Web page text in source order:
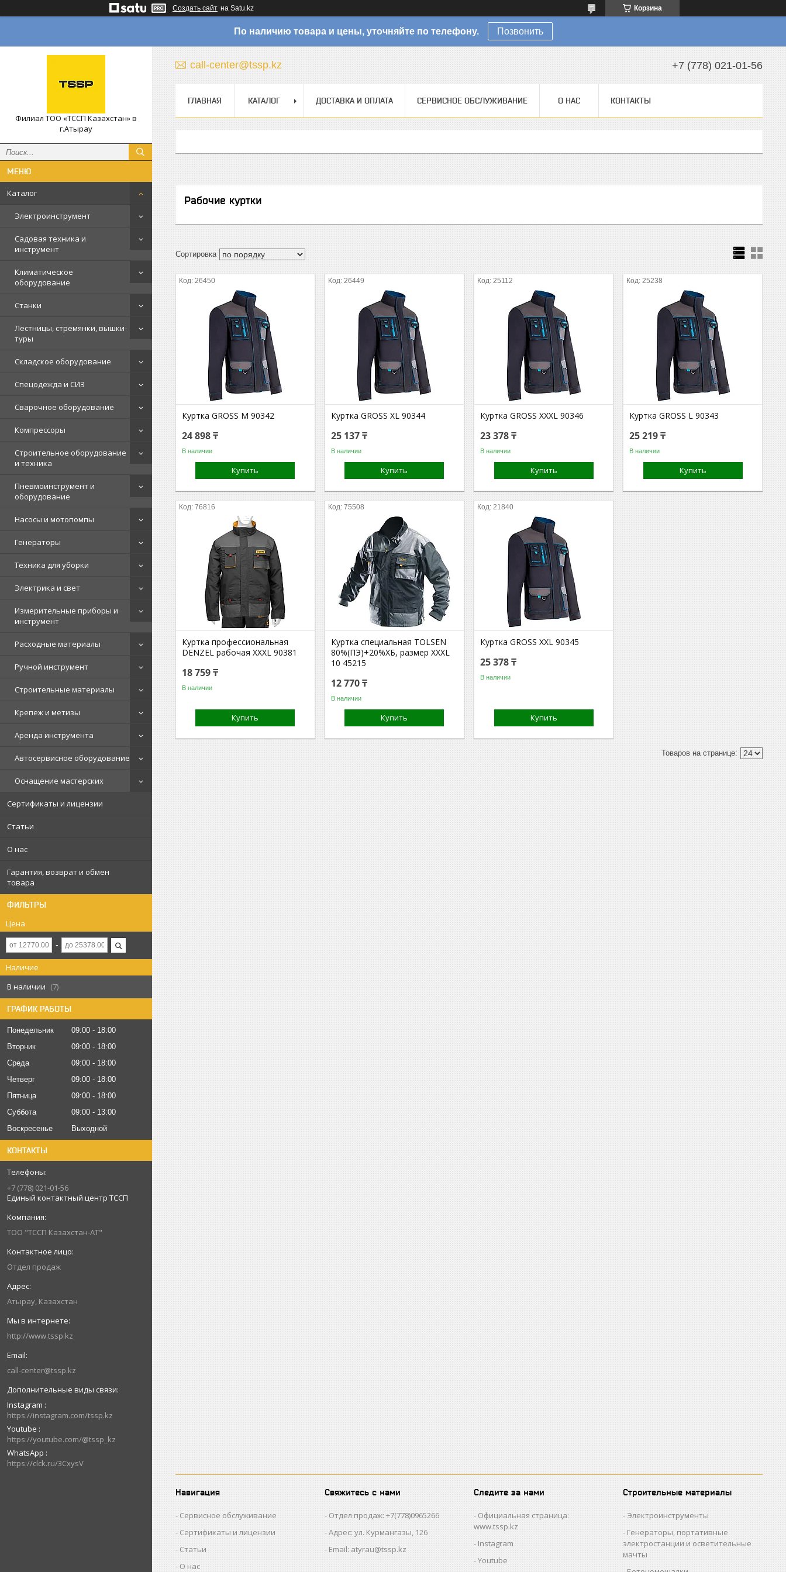
Создать сайт на Satu.kz Корзина
По наличию товара и цены, уточняйте по телефону. Позвонить
Филиал ТОО «ТССП Казахстан» в
г.Атырау
Каталог
Электроинструмент
Садовая техника и
инструмент
Климатическое
оборудование
Станки
Лестницы, стремянки, вышки-
туры
Складское оборудование
Спецодежда и СИЗ
Сварочное оборудование
Компрессоры
Строительное оборудование
и техника
Пневмоинструмент и
оборудование
Насосы и мотопомпы
Генераторы
Техника для уборки
Электрика и свет
Измерительные приборы и
инструмент
Расходные материалы
Ручной инструмент
Строительные материалы
Крепеж и метизы
Аренда инструмента
Автосервисное оборудование
Оснащение мастерских
Сертификаты и лицензии
Статьи
О нас
Гарантия, возврат и обмен
товара
ФИЛЬТРЫ
Цена
Наличие
В наличии
7
ГРАФИК РАБОТЫ
Понедельник 09:00
18:00
Вторник
09:00
18:00
Среда
09:00
18:00
Четверг
09:00
18:00
Пятница
09:00
18:00
Суббота
09:00
13:00
Воскресенье
Выходной
КОНТАКТЫ
+7 (778) 021-01-56
Единый контактный центр ТССП
ТОО "ТССП Казахстан-АТ"
Отдел продаж
Атырау, Казахстан
http://www.tssp.kz
call-center@tssp.kz
Instagram
https://instagram.com/tssp.kz
Youtube
https://youtube.com/@tssp_kz
WhatsApp
https://clck.ru/3CxysV
call-center@tssp.kz +7 (778) 021-01-56
ГЛАВНАЯ КАТАЛОГ ДОСТАВКА И ОПЛАТА СЕРВИСНОЕ ОБСЛУЖИВАНИЕ О НАС КОНТАКТЫ
Рабочие куртки
26450
Куртка GROSS M 90342
24 898 ₸
В наличии
Купить
26449
Куртка GROSS XL 90344
25 137 ₸
В наличии
Купить
25112
Куртка GROSS XXXL 90346
23 378 ₸
В наличии
Купить
25238
Куртка GROSS L 90343
25 219 ₸
В наличии
Купить
76816
Куртка профессиональная
DENZEL рабочая XXXL 90381
18 759 ₸
В наличии
Купить
75508
Куртка специальная TOLSEN
80%(ПЭ)+20%ХБ, размер XXXL
10 45215
12 770 ₸
В наличии
Купить
21840
Куртка GROSS XXL 90345
25 378 ₸
В наличии
Купить
Навигация
Сервисное обслуживание
Сертификаты и лицензии
Статьи
О нас
Свяжитесь с нами
Отдел продаж: +7(778)0965266
Адрес: ул. Курмангазы, 126
Email: atyrau@tssp.kz
Следите за нами
Официальная страница:
www.tssp.kz
Instagram
Youtube
Строительные материалы
Электроинструменты
Генераторы, портативные
электростанции и осветительные
мачты